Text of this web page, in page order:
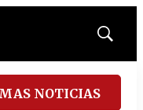
Mostrar
NOTICIAS